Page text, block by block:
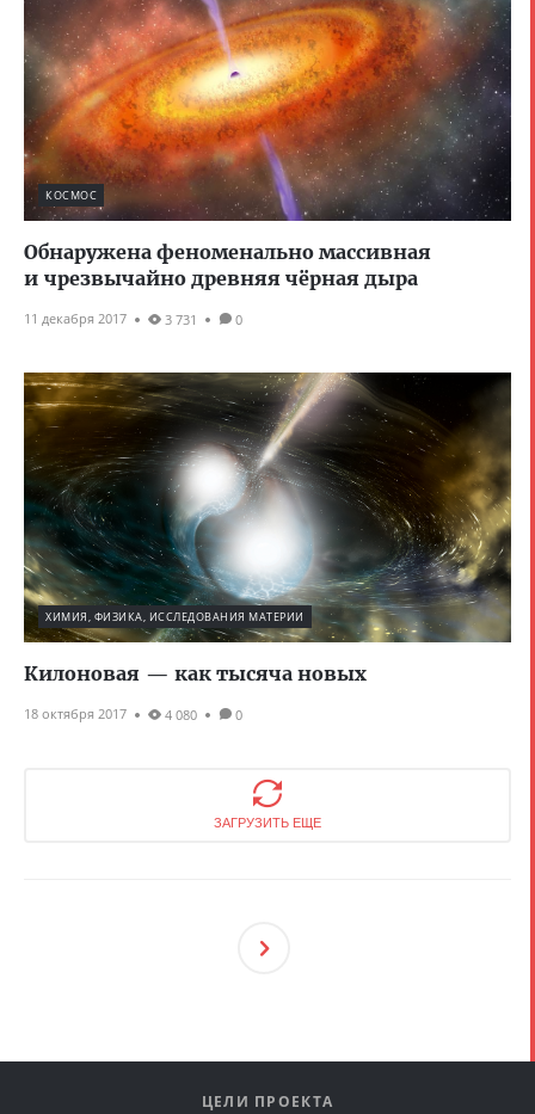
КОСМОС
Обнаружена феноменально массивная
и чрезвычайно древняя чёрная дыра
11 декабря 2017 3 731 0
ХИМИЯ, ФИЗИКА, ИССЛЕДОВАНИЯ МАТЕРИИ
Килоновая — как тысяча новых
18 октября 2017 4 080 0
ЗАГРУЗИТЬ ЕЩЕ
Ующ
ЦЕЛИ ПРОЕКТА